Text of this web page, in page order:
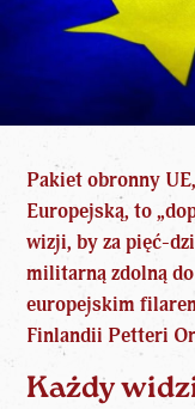
Pakiet obronny
Europejską, to
wizji, by za pięć-
militarną zdolną
europejskim
Finlandii Petteri
Każdy